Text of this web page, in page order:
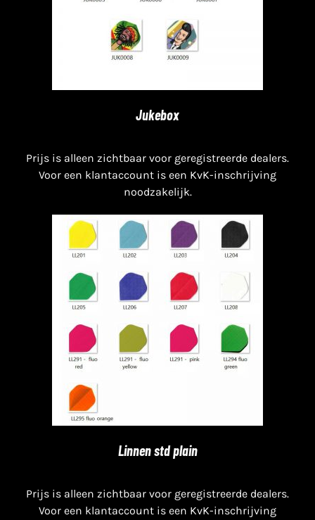
Jukebox
Prijs is alleen zichtbaar voor geregistreerde dealers.
Voor een klantaccount is een KvK-inschrijving
noodzakelijk.
Linnen std plain
Prijs is alleen zichtbaar voor geregistreerde dealers.
Voor een klantaccount is een KvK-inschrijving